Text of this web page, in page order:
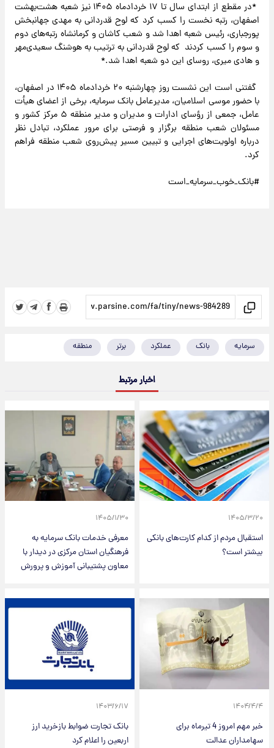
*در مقطع از ابتدای سال تا ۱۷ خردادماه ۱۴۰۵ نیز شعبه هشت‌بهشت
اصفهان، رتبه نخست را کسب کرد که لوح قدردانی به مهدی جهانبخش
پورجباری، رئیس شعبه اهدا شد و شعب کاشان و کرمانشاه رتبه‌های دوم
و سوم را کسب کردند که لوح قدردانی به ترتیب به هوشنگ سعیدی‌مهر
و هادی میری، روسای این دو شعبه اهدا شد.*
گفتنی است این نشست روز چهارشنبه ۲۰ خردادماه ۱۴۰۵ در اصفهان،
با حضور موسی اسلامیان، مدیرعامل بانک سرمایه، برخی از اعضای هیأت
عامل، جمعی از رؤسای ادارات و مدیران و مدیر منطقه ۵ مرکز کشور و
مسئولان شعب منطقه برگزار و فرصتی برای مرور عملکرد، تبادل نظر
درباره اولویت‌های اجرایی و تبیین مسیر پیش‌روی شعب منطقه فراهم
کرد.
#بانک_خوب_سرمایه_است ‌
سرمایه بانک عملکرد برتر منطقه
اخبار مرتبط
۱۴۰۵/۳/۲۰
استقبال مردم از کدام کارت‌های بانکی
بیشتر است؟
۱۴۰۵/۱/۳۰
معرفی خدمات بانک سرمایه به
فرهنگیان استان مرکزی در دیدار با
معاون پشتیبانی آموزش و پرورش
۱۴۰۴/۴/۴
خبر مهم امروز 4 تیرماه برای
سهامداران عدالت
۱۴۰۳/۶/۱۷
بانک تجارت ضوابط بازخرید ارز
اربعین را اعلام کرد